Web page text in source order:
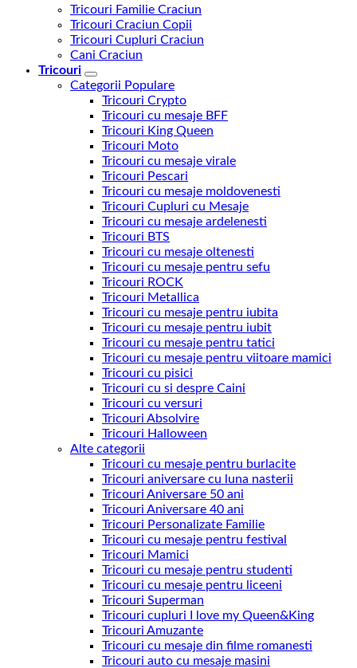
Tricouri Familie Craciun
Tricouri Craciun Copii
Tricouri Cupluri Craciun
Cani Craciun
Tricouri
Categorii Populare
Tricouri Crypto
Tricouri cu mesaje BFF
Tricouri King Queen
Tricouri Moto
Tricouri cu mesaje virale
Tricouri Pescari
Tricouri cu mesaje moldovenesti
Tricouri Cupluri cu Mesaje
Tricouri cu mesaje ardelenesti
Tricouri BTS
Tricouri cu mesaje oltenesti
Tricouri cu mesaje pentru sefu
Tricouri ROCK
Tricouri Metallica
Tricouri cu mesaje pentru iubita
Tricouri cu mesaje pentru iubit
Tricouri cu mesaje pentru tatici
Tricouri cu mesaje pentru viitoare mamici
Tricouri cu pisici
Tricouri cu si despre Caini
Tricouri cu versuri
Tricouri Absolvire
Tricouri Halloween
Alte categorii
Tricouri cu mesaje pentru burlacite
Tricouri aniversare cu luna nasterii
Tricouri Aniversare 50 ani
Tricouri Aniversare 40 ani
Tricouri Personalizate Familie
Tricouri cu mesaje pentru festival
Tricouri Mamici
Tricouri cu mesaje pentru studenti
Tricouri cu mesaje pentru liceeni
Tricouri Superman
Tricouri cupluri I love my Queen&King
Tricouri Amuzante
Tricouri cu mesaje din filme romanesti
Tricouri auto cu mesaje masini